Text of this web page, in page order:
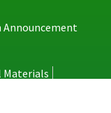
Materials